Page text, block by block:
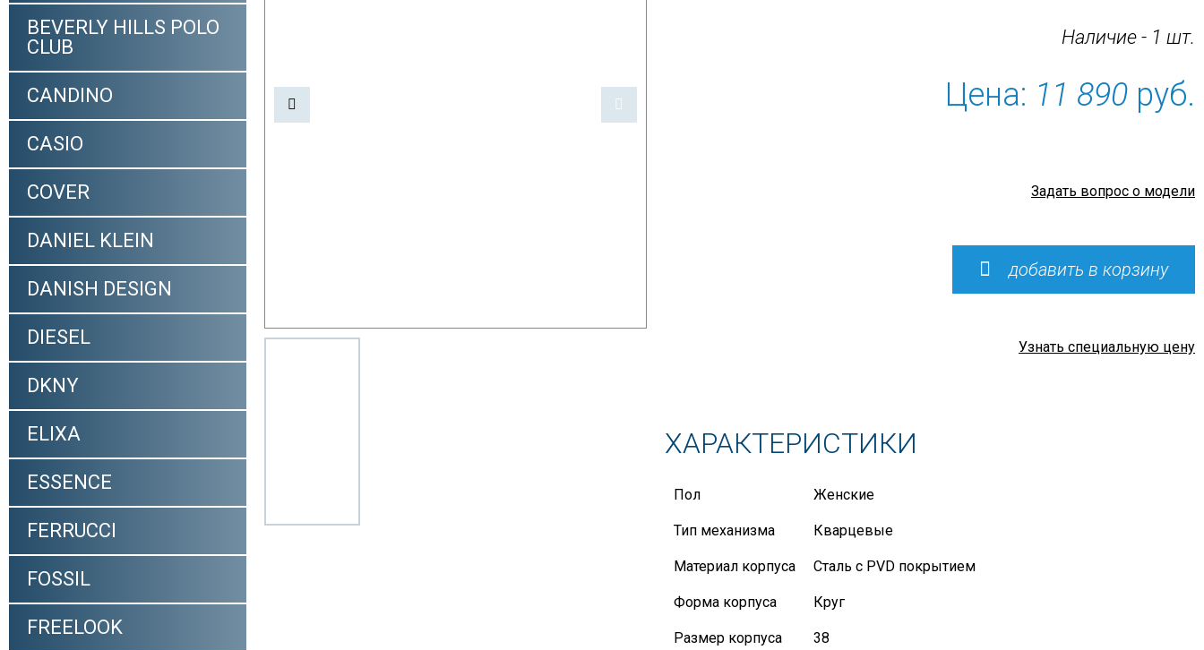
BEVERLY HILLS POLO
CLUB
CANDINO
CASIO
COVER
DANIEL KLEIN
DANISH DESIGN
DIESEL
DKNY
ELIXA
ESSENCE
FERRUCCI
FOSSIL
FREELOOK
Наличие - 1 шт.
Цена: 11 890руб.
Задать вопрос о модели
добавить в корзину
Узнать специальную цену
ХАРАКТЕРИСТИКИ
Пол Женские
Тип механизма Кварцевые
Материал корпуса Сталь с PVD покрытием
Форма корпуса Круг
Размер корпуса 38